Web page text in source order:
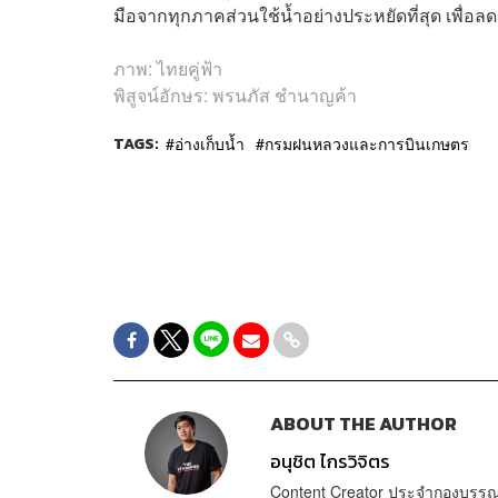
มือจากทุกภาคส่วนใช้น้ำอย่างประหยัดที่สุด เพื่อล
ภาพ: ไทยคู่ฟ้า
พิสูจน์อักษร: พรนภัส ชำนาญค้า
TAGS: อ่างเก็บน้ำ กรมฝนหลวงและการบินเกษตร
ABOUT THE AUTHOR
อนุชิต ไกรวิจิตร
Content Creator ประจำกองบร